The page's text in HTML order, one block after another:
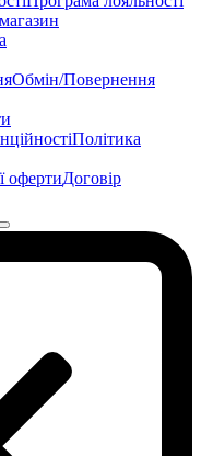
Обмін/Повернення
Політика
Договір